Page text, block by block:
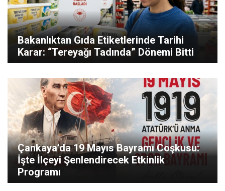
Bakanlıktan Gıda Etiketlerinde Tarihi
Karar: “Tereyağı Tadında” Dönemi Bitti
Çankaya’da 19 Mayıs Bayramı Coşkusu:
İşte İlçeyi Şenlendirecek Etkinlik
Programı